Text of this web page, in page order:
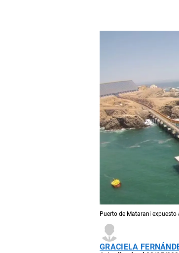
Puerto de Matarani expuesto
GRACIELA